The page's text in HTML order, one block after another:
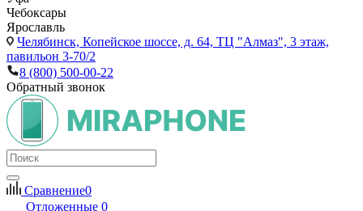
Чебоксары
Ярославль
Челябинск, Копейское шоссе, д. 64, ТЦ "Алмаз", 3 этаж,
павильон 3-70/2
8 (800) 500-00-22
Обратный звонок
Сравнение0
Отложенные 0